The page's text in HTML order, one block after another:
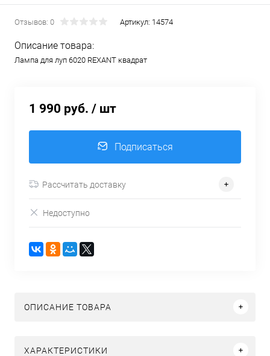
Отзывов: 0 Артикул: 14574
Описание товара:
Лампа для луп 6020 REXANT квадрат
1 990 руб. / шт
Подписаться
Рассчитать доставку
Недоступно
ОПИСАНИЕ ТОВАРА
ХАРАКТЕРИСТИКИ